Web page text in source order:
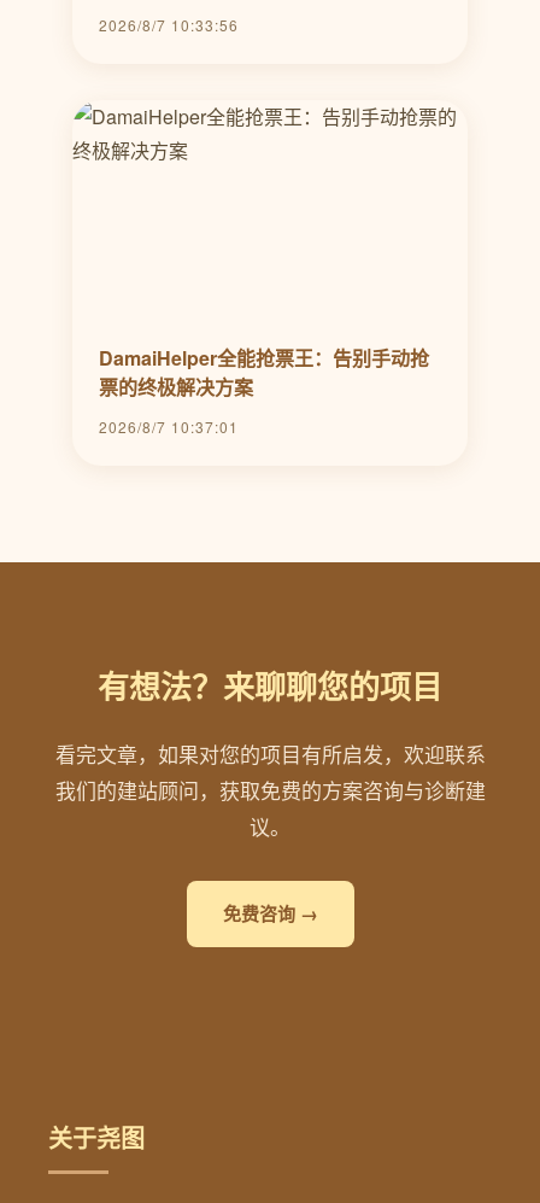
2026/8/7 10:33:56
DamaiHelper全能抢票王：告别手动抢
票的终极解决方案
2026/8/7 10:37:01
有想法？来聊聊您的项目
看完文章，如果对您的项目有所启发，欢迎联系
我们的建站顾问，获取免费的方案咨询与诊断建
议。
免费咨询 →
关于尧图